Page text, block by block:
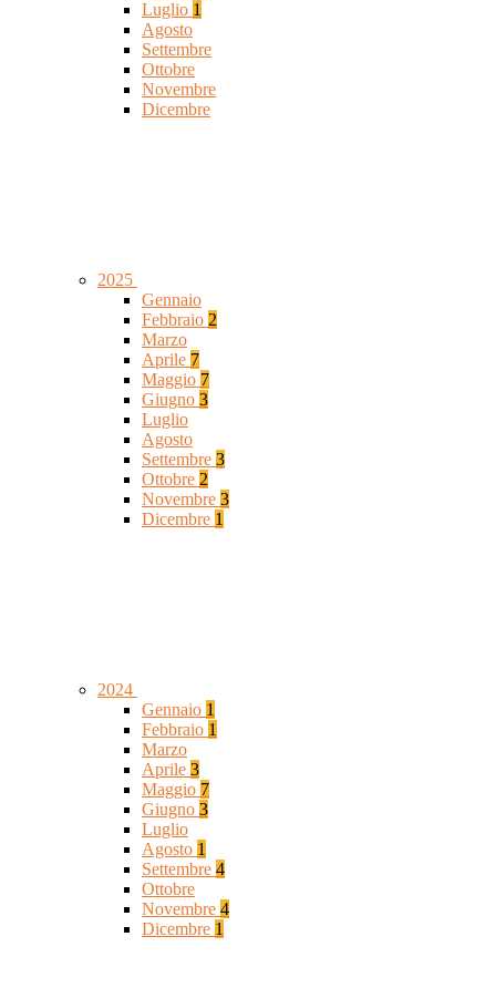
Luglio 1
Agosto
Settembre
Ottobre
Novembre
Dicembre
2025
Gennaio
Febbraio 2
Marzo
Aprile 7
Maggio 7
Giugno 3
Luglio
Agosto
Settembre 3
Ottobre 2
Novembre 3
Dicembre 1
2024
Gennaio 1
Febbraio 1
Marzo
Aprile 3
Maggio 7
Giugno 3
Luglio
Agosto 1
Settembre 4
Ottobre
Novembre 4
Dicembre 1